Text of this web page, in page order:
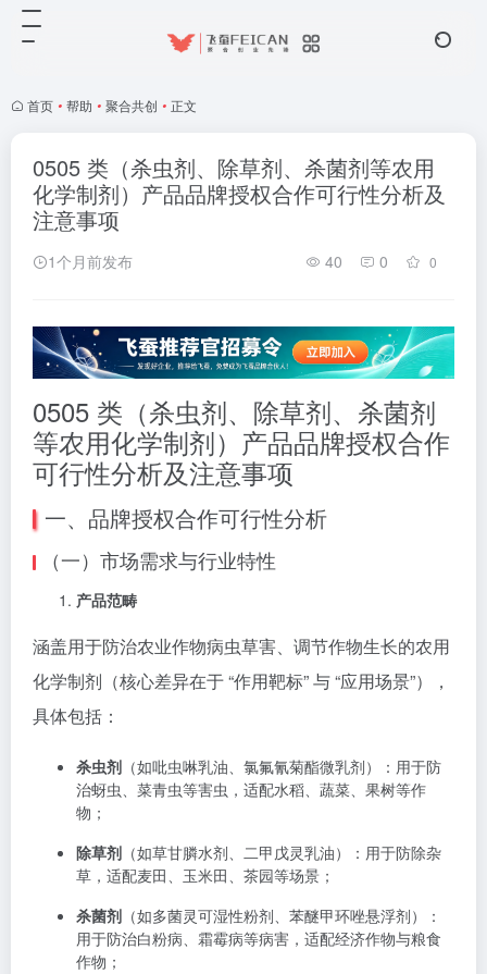
首页 • 帮助 • 聚合共创 • 正文
0505 类（杀虫剂、除草剂、杀菌剂等农用
化学制剂）产品品牌授权合作可行性分析及
注意事项
1个月前发布 40 0 0
0505 类（杀虫剂、除草剂、杀菌剂
等农用化学制剂）产品品牌授权合作
可行性分析及注意事项
一、品牌授权合作可行性分析
（一）市场需求与行业特性
产品范畴
涵盖用于防治农业作物病虫草害、调节作物生长的农用
化学制剂（核心差异在于 “作用靶标” 与 “应用场景”），
具体包括：
杀虫剂 （如吡虫啉乳油、氯氟氰菊酯微乳剂）：用于防
治蚜虫、菜青虫等害虫，适配水稻、蔬菜、果树等作
物；
除草剂 （如草甘膦水剂、二甲戊灵乳油）：用于防除杂
草，适配麦田、玉米田、茶园等场景；
杀菌剂 （如多菌灵可湿性粉剂、苯醚甲环唑悬浮剂）：
用于防治白粉病、霜霉病等病害，适配经济作物与粮食
作物；